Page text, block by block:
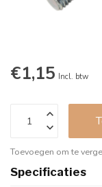
€1,15 Incl. btw
Toevoegen om te
Specificaties